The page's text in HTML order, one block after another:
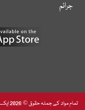
جرائم
تمام مواد کے جملہ حقوق © 2026 ایکسپریس اردو